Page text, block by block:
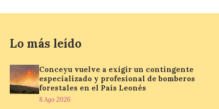
Nueva edición de León
de…viaje. Una iniciativa
Enróllate, la Asociación
Conceyu País Llionés y el Diario de
Turismo, Ocio e Información para
jóvenes “Enredando.info”. Pilar Aller Aller
nos envía la décimo […]
Lo más leído
Conceyu vuelve a exigir un contingente
especializado y profesional de bomberos
forestales en el País Leonés
8 Ago 2026